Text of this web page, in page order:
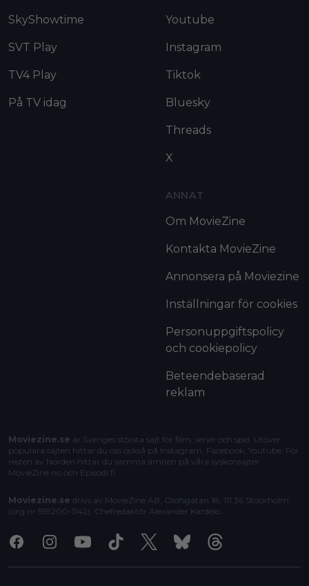
SkyShowtime
SVT Play
TV4 Play
På TV idag
Youtube
Instagram
Tiktok
Bluesky
Threads
X
ANNAT
Om MovieZine
Kontakta MovieZine
Annonsera på Moviezine
Inställningar för cookies
Personuppgiftspolicy
och cookiepolicy
Beteendebaserad
reklam
Moviezine.se är Sveriges största sajt för film, serier och spel. Utöver
populära sajten hittar du oss också på Instagram, Facebook, Youtube. För
resten av Norden hittar du samma ämnen på våra syskonsajter
MovieZine.no och Episodi.fi
Moviezine.se drivs av MovieZine AB, Olofsgatan 18, 111 36 Stockholm
(org.nr 559200-1142). Chefredaktör Alexander Kardelo
FacebookInstagramYoutubeTiktok X BlueskyThreads